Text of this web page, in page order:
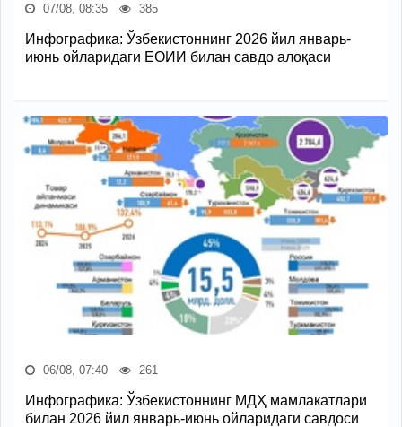
07/08, 08:35 385
Инфографика: Ўзбекистоннинг 2026 йил январь-
июнь ойларидаги ЕОИИ билан савдо алоқаси
06/08, 07:40 261
Инфографика: Ўзбекистоннинг МДҲ мамлакатлари
билан 2026 йил январь-июнь ойларидаги савдоси